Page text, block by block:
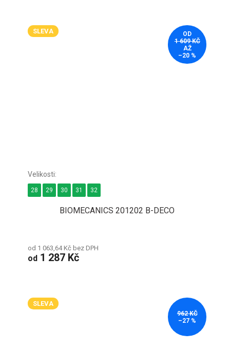
SLEVA
OD
1 609 KČ
AŽ
–20 %
BIOMECANICS 201202 B-DECO
od 1 063,64 Kč bez DPH
od 1 287 Kč
28 29 30 31 32
SLEVA
962 KČ
–27 %